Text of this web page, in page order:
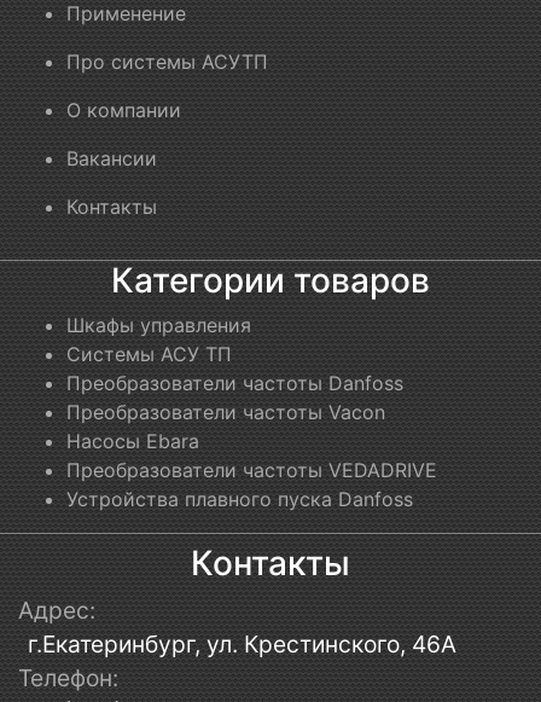
Применение
Про системы АСУТП
О компании
Вакансии
Контакты
Категории товаров
Шкафы управления
Системы АСУ ТП
Преобразователи частоты Danfoss
Преобразователи частоты Vacon
Насосы Ebara
Преобразователи частоты VEDADRIVE
Устройства плавного пуска Danfoss
Контакты
Адрес:
г.Екатеринбург, ул. Крестинского, 46А
Телефон: